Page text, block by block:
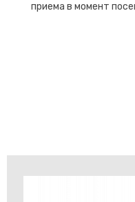
приема в момент